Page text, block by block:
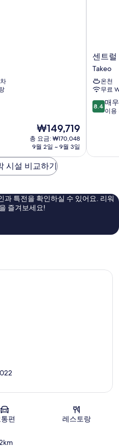
현
재
요
₩149,719
₩149,719
총 요금: ₩170,048
9월 2일 ~ 9월 3일
센
트
럴
호
텔
다
케
센트럴
Takeo
온천
무료
10
점
점,
아
요,
8.4 매
이용
시설 비교하기
과 특전을 확인하실 수 있어요. 리워
즐겨보세요!
지도
편 레스토랑